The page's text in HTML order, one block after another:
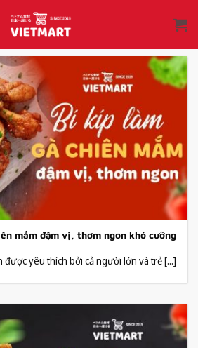
mắm đậm vị, thơm ngon khó cưỡng
được yêu thích bởi cả người lớn và trẻ [...]